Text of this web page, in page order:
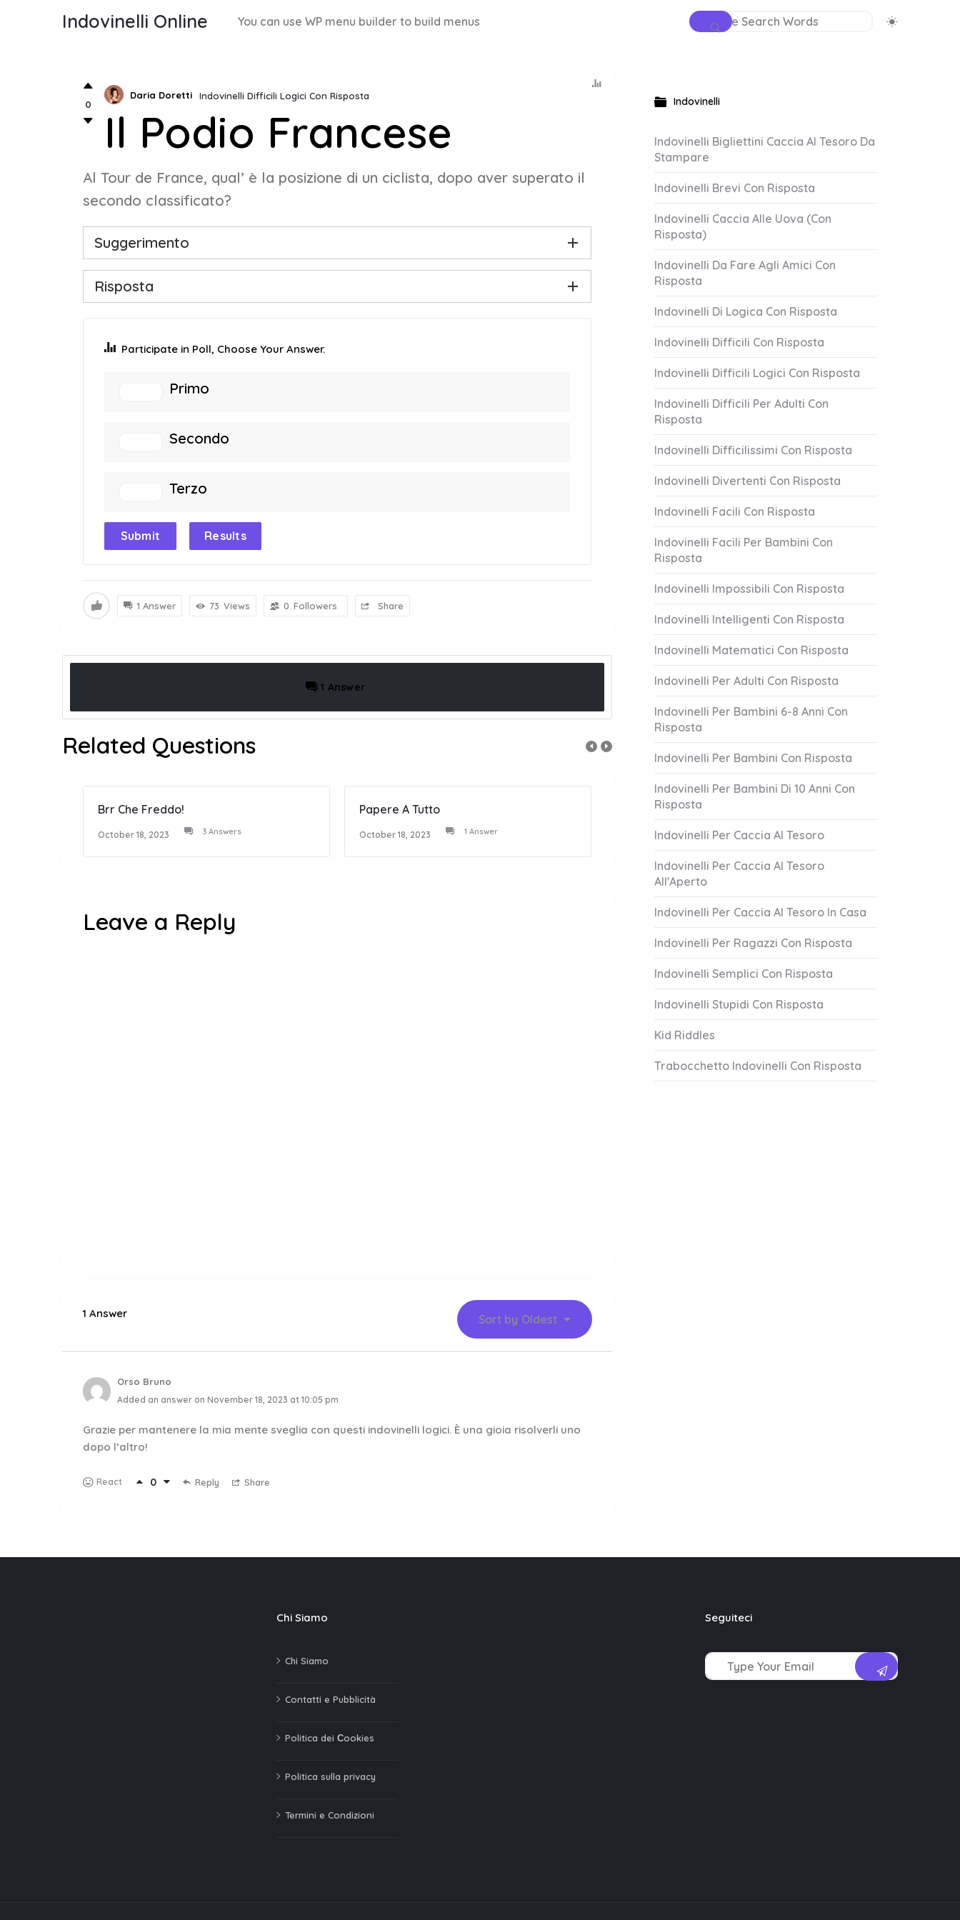
Indovinelli Online You can use WP menu builder to build menus
0
Daria Doretti Indovinelli Difficili Logici Con Risposta
Il Podio Francese
Al Tour de France, qual’ è la posizione di un ciclista, dopo aver superato il
secondo classificato?
Suggerimento
Risposta
Participate in Poll, Choose Your Answer.
Primo
Secondo
Terzo
Submit Results
1 Answer 73 Views 0 Followers Share
1 Answer
Related Questions
Brr Che Freddo!
October 18, 2023 3 Answers
Papere A Tutto
October 18, 2023 1 Answer
Al Fuoco!
October 18, 2023 1 Answer
Leave a Reply
1 Answer Sort by Oldest
Orso Bruno
Added an answer on November 18, 2023 at 10:05 pm
Grazie per mantenere la mia mente sveglia con questi indovinelli logici. È una gioia risolverli uno
dopo l’altro!
React 0 Reply Share
Indovinelli
Indovinelli Bigliettini Caccia Al Tesoro Da
Stampare
Indovinelli Brevi Con Risposta
Indovinelli Caccia Alle Uova (Con
Risposta)
Indovinelli Da Fare Agli Amici Con
Risposta
Indovinelli Di Logica Con Risposta
Indovinelli Difficili Con Risposta
Indovinelli Difficili Logici Con Risposta
Indovinelli Difficili Per Adulti Con
Risposta
Indovinelli Difficilissimi Con Risposta
Indovinelli Divertenti Con Risposta
Indovinelli Facili Con Risposta
Indovinelli Facili Per Bambini Con
Risposta
Indovinelli Impossibili Con Risposta
Indovinelli Intelligenti Con Risposta
Indovinelli Matematici Con Risposta
Indovinelli Per Adulti Con Risposta
Indovinelli Per Bambini 6-8 Anni Con
Risposta
Indovinelli Per Bambini Con Risposta
Indovinelli Per Bambini Di 10 Anni Con
Risposta
Indovinelli Per Caccia Al Tesoro
Indovinelli Per Caccia Al Tesoro
All'Aperto
Indovinelli Per Caccia Al Tesoro In Casa
Indovinelli Per Ragazzi Con Risposta
Indovinelli Semplici Con Risposta
Indovinelli Stupidi Con Risposta
Kid Riddles
Trabocchetto Indovinelli Con Risposta
Chi Siamo
Chi Siamo
Contatti e Pubblicità
Politica dei Сookies
Politica sulla privacy
Termini e Condizioni
Seguiteci